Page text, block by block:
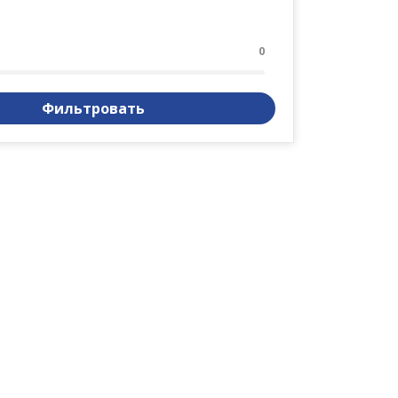
0
Фильтровать